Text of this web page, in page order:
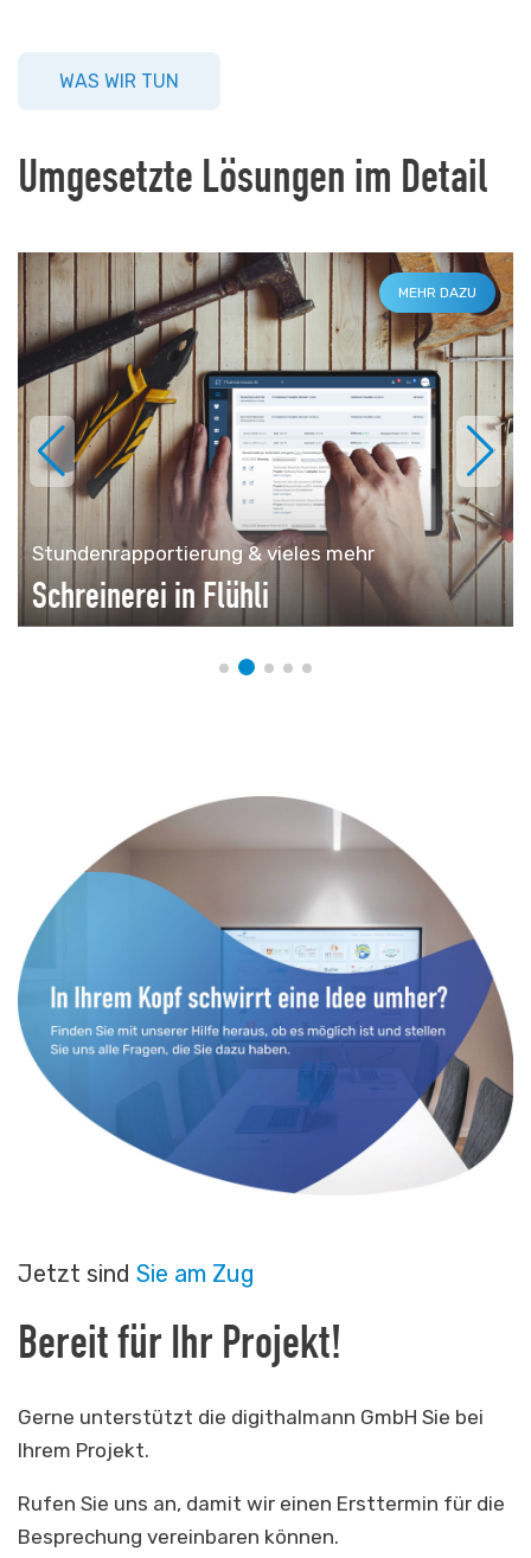
WAS WIR TUN
Umgesetzte Lösungen im Detail
MEHR DAZU
Stundenrapportierung & vieles mehr
Schreinerei in Flühli
Jetzt sind Sie am Zug
Bereit für Ihr Projekt!
Gerne unterstützt die digithalmann GmbH Sie bei
Ihrem Projekt.
Rufen Sie uns an, damit wir einen Ersttermin für die
Besprechung vereinbaren können.